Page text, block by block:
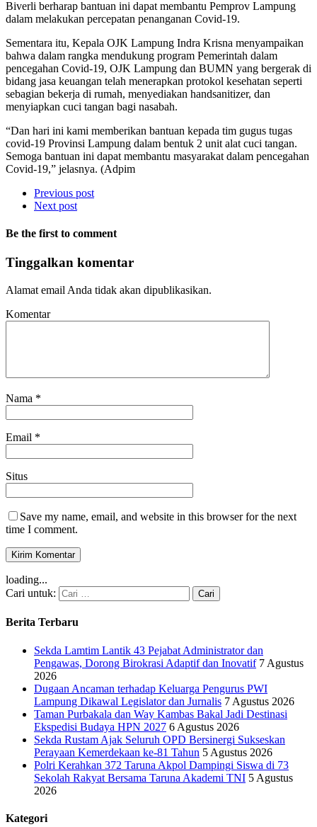
Biverli berharap bantuan ini dapat membantu Pemprov Lampung
dalam melakukan percepatan penanganan Covid-19.
Sementara itu, Kepala OJK Lampung Indra Krisna menyampaikan
bahwa dalam rangka mendukung program Pemerintah dalam
pencegahan Covid-19, OJK Lampung dan BUMN yang bergerak di
bidang jasa keuangan telah menerapkan protokol kesehatan seperti
sebagian bekerja di rumah, menyediakan handsanitizer, dan
menyiapkan cuci tangan bagi nasabah.
“Dan hari ini kami memberikan bantuan kepada tim gugus tugas
covid-19 Provinsi Lampung dalam bentuk 2 unit alat cuci tangan.
Semoga bantuan ini dapat membantu masyarakat dalam pencegahan
Covid-19,” jelasnya. (Adpim
Previous post
Next post
Be the first to comment
Tinggalkan komentar
Alamat email Anda tidak akan dipublikasikan.
Komentar
Nama *
Email *
Situs
Save my name, email, and website in this browser for the next
time I comment.
loading...
Cari untuk:
Berita Terbaru
Sekda Lamtim Lantik 43 Pejabat Administrator dan
Pengawas, Dorong Birokrasi Adaptif dan Inovatif 7 Agustus
2026
Dugaan Ancaman terhadap Keluarga Pengurus PWI
Lampung Dikawal Legislator dan Jurnalis 7 Agustus 2026
Taman Purbakala dan Way Kambas Bakal Jadi Destinasi
Ekspedisi Budaya HPN 2027 6 Agustus 2026
Sekda Rustam Ajak Seluruh OPD Bersinergi Sukseskan
Perayaan Kemerdekaan ke-81 Tahun 5 Agustus 2026
Polri Kerahkan 372 Taruna Akpol Dampingi Siswa di 73
Sekolah Rakyat Bersama Taruna Akademi TNI 5 Agustus
2026
Kategori